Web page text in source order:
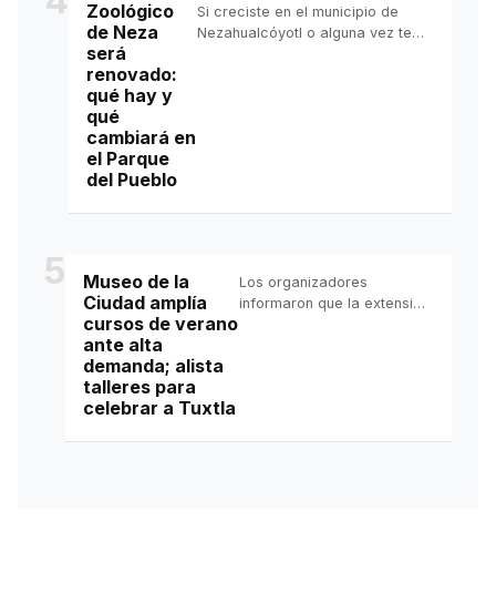
no existe persecución
política.
Zoológico
de Neza
será
renovado:
qué hay y
qué
cambiará en
el Parque
del Pueblo
Si creciste en el municipio de
Nezahualcóyotl o alguna vez te
5
Museo de la
Ciudad amplía
cursos de verano
ante alta
demanda; alista
talleres para
celebrar a Tuxtla
Los organizadores
informaron que la extensión